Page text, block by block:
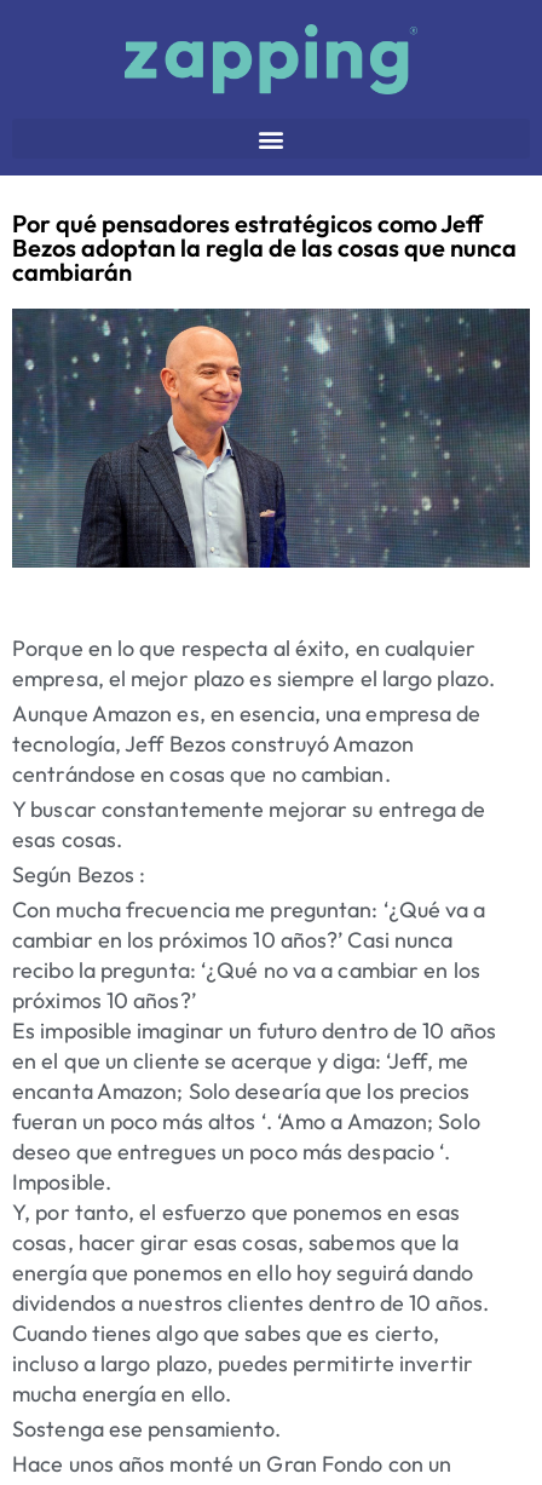
Por qué pensadores estratégicos como Jeff
Bezos adoptan la regla de las cosas que nunca
cambiarán
Porque en lo que respecta al éxito, en cualquier
empresa, el mejor plazo es siempre el largo plazo.
Aunque Amazon es, en esencia, una empresa de
tecnología, Jeff Bezos construyó Amazon
centrándose en cosas que no cambian.
Y buscar constantemente mejorar su entrega de
esas cosas.
Según Bezos :
Con mucha frecuencia me preguntan: ‘¿Qué va a
cambiar en los próximos 10 años?’ Casi nunca
recibo la pregunta: ‘¿Qué no va a cambiar en los
próximos 10 años?’
Es imposible imaginar un futuro dentro de 10 años
en el que un cliente se acerque y diga: ‘Jeff, me
encanta Amazon; Solo desearía que los precios
fueran un poco más altos ‘. ‘Amo a Amazon; Solo
deseo que entregues un poco más despacio ‘.
Imposible.
Y, por tanto, el esfuerzo que ponemos en esas
cosas, hacer girar esas cosas, sabemos que la
energía que ponemos en ello hoy seguirá dando
dividendos a nuestros clientes dentro de 10 años.
Cuando tienes algo que sabes que es cierto,
incluso a largo plazo, puedes permitirte invertir
mucha energía en ello.
Sostenga ese pensamiento.
Hace unos años monté un Gran Fondo con un